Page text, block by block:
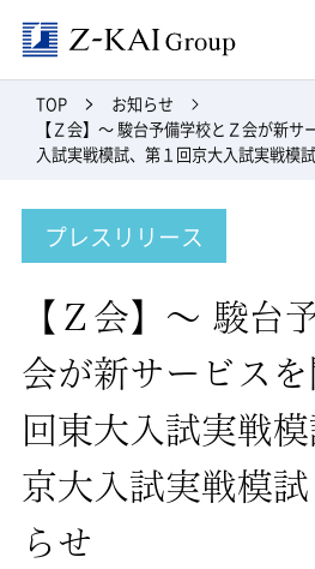
TOP
お知らせ
【Ｚ会】～ 駿台予備学校とＺ会が新
入試実戦模試、第１回京大入試実戦模
プレスリリース
【Ｚ会】～ 駿台
会が新サービスを
回東大入試実戦
京大入試実戦模
らせ